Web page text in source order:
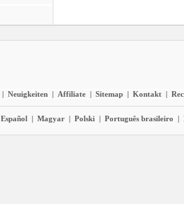
| Neuigkeiten | Affiliate | Sitemap | Kontakt |
Español | Magyar | Polski | Português brasileiro |